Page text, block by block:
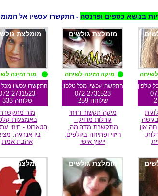
בנושא כספים ופרנסה - התקשרו עכשיו אל
לשיחה
טלפון
און
מומלצת גולשים
מיקה זמינה לשיחה
התקשרו עכשיו מכל טלפון
072-2731523
שלוחה 259
מיקה תקשור וחיזוי
גורלות מדויק -
מתקשרת מדהימה,
חיזוי ופתיחה בקלפים,
ייעוץ אישי
מומלצת
מור זמינה
התקשרו עכשיו מכל
2731523
שלוחה 333
מור
באמצעות
הטארוט - חיזוי
ביו אנרגיה,
אהבת אמת
מומלצת גולשים מומלצת